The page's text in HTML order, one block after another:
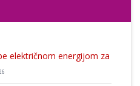
električnom energijom za